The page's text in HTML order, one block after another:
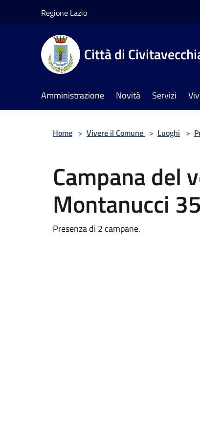
Regione Lazio
Città di
Amministrazione Novità Servizi
Home > Vivere il Comune > Luoghi >
Campana del
Montanucci
Presenza di 2 campane.